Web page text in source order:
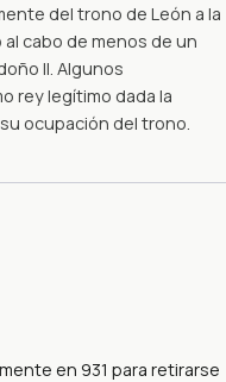
del trono de León a la
cabo de menos de un
II. Algunos
rey legítimo dada la
ocupación del trono.
en 931 para retirarse